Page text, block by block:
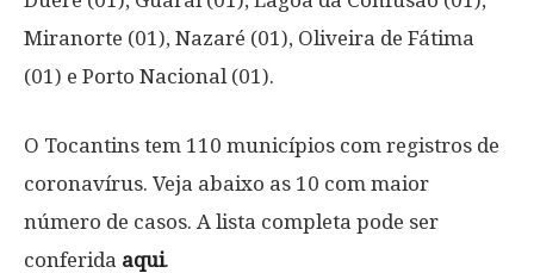
Miranorte (01), Nazaré (01), Oliveira de Fátima
(01) e Porto Nacional (01).
O Tocantins tem 110 municípios com registros de
coronavírus. Veja abaixo as 10 com maior
número de casos. A lista completa pode ser
conferida aqui.